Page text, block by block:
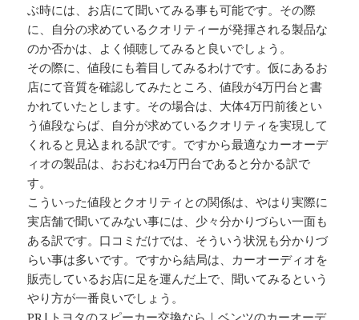
ぶ時には、お店にて聞いてみる事も可能です。その際
に、自分の求めているクオリティーが発揮される製品な
のか否かは、よく傾聴してみると良いでしょう。
その際に、値段にも着目してみるわけです。仮にあるお
店にて音質を確認してみたところ、値段が4万円台と書
かれていたとします。その場合は、大体4万円前後とい
う値段ならば、自分が求めているクオリティを実現して
くれると見込まれる訳です。ですから最適なカーオーデ
ィオの製品は、おおむね4万円台であると分かる訳で
す。
こういった値段とクオリティとの関係は、やはり実際に
実店舗で聞いてみない事には、少々分かりづらい一面も
ある訳です。口コミだけでは、そういう状況も分かりづ
らい事は多いです。ですから結局は、カーオーディオを
販売しているお店に足を運んだ上で、聞いてみるという
やり方が一番良いでしょう。